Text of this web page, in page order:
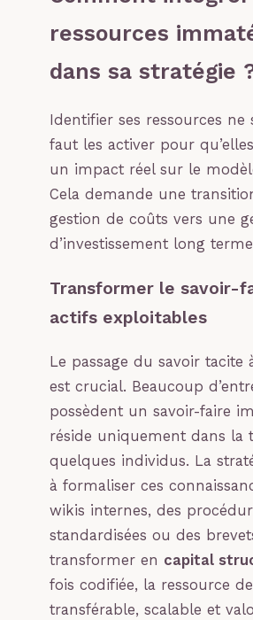
ressources
dans sa stratégie
Identifier ses ressources
faut les activer pour
un impact réel sur le
Cela demande une
gestion de coûts vers une
d’investissement long
Transformer le savoir-
actifs exploitables
Le passage du savoir tacite
est crucial. Beaucoup
possèdent un savoir-faire
réside uniquement dans la
quelques individus. La
à formaliser ces
wikis internes, des
standardisées ou des
transformer en capital
fois codifiée, la ressource
transférable, scalable et